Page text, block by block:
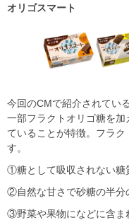
オリゴスマート
今回のCMで紹介されてい
一部フラクトオリゴ糖を
ていることが特徴。フラ
す。
①糖として吸収されない糖
②自然な甘さで砂糖の半分
③野菜や果物になどに含ま